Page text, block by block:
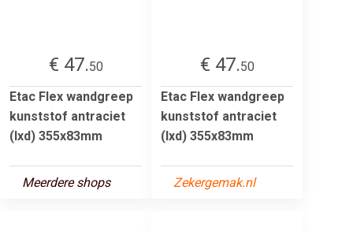
€ 47.50
Etac Flex wandgreep
kunststof antraciet
(lxd) 355x83mm
Meerdere shops
€ 47.50
Etac Flex wandgreep
kunststof antraciet
(lxd) 355x83mm
Zekergemak.nl